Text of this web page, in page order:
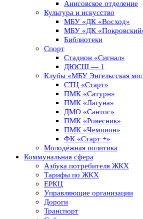
Анисовское отделение
Культура и искусство
МБУ «ДК «Восход»
МБУ «ДК
Библиотеки
Спорт
Стадион «Сигнал»
ДЮСШ — 1
Клубы «МБУ Энгельсская
СТЦ «Старт»
ПМК «Сатурн»
ПМК «Лагуна»
ДМО «Сантос»
ПМК «Ровесник»
ПМК «Чемпион»
ФК «Старт +»
Молодёжная политика
Коммунальная сфера
Азбука потребителя ЖКХ
Тарифы по ЖКХ
ЕРКЦ
Управляющие организации
Дороги
Транспорт